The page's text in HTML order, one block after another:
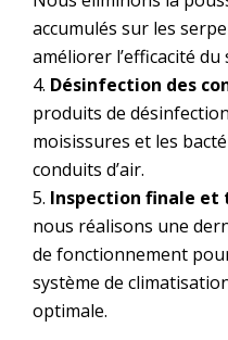
accumulés sur les
améliorer l’efficacité du
Désinfection des
produits de
moisissures et les
conduits d’air.
Inspection finale et
nous réalisons une
de fonctionnement
système de
optimale.